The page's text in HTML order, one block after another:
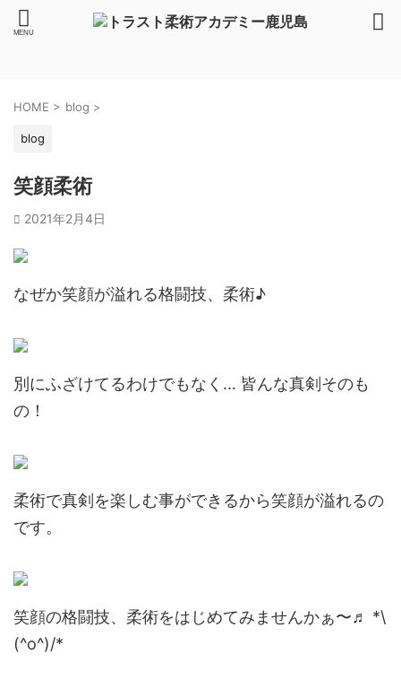
HOME > blog >
blog
笑顔柔術
2021年2月4日
なぜか笑顔が溢れる格闘技、柔術♪
別にふざけてるわけでもなく… 皆んな真剣そのも
の！
柔術で真剣を楽しむ事ができるから笑顔が溢れるの
です。
笑顔の格闘技、柔術をはじめてみませんかぁ〜♬ *\
(^o^)/*